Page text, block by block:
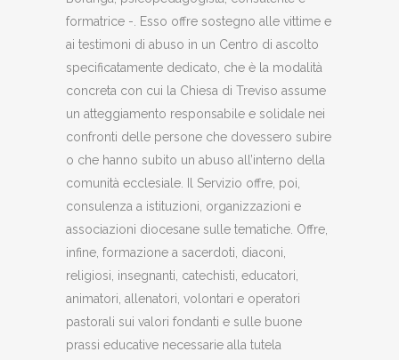
formatrice -. Esso offre sostegno alle vittime e
ai testimoni di abuso in un Centro di ascolto
specificatamente dedicato, che è la modalità
concreta con cui la Chiesa di Treviso assume
un atteggiamento responsabile e solidale nei
confronti delle persone che dovessero subire
o che hanno subito un abuso all’interno della
comunità ecclesiale. Il Servizio offre, poi,
consulenza a istituzioni, organizzazioni e
associazioni diocesane sulle tematiche. Offre,
infine, formazione a sacerdoti, diaconi,
religiosi, insegnanti, catechisti, educatori,
animatori, allenatori, volontari e operatori
pastorali sui valori fondanti e sulle buone
prassi educative necessarie alla tutela